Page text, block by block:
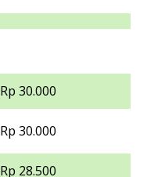
Rp 30.000
Rp 30.000
Rp 28.500